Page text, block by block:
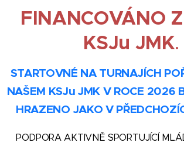
FINANCOVÁNO
KSJu JMK.
STARTOVNÉ NA TURNAJÍCH
NAŠEM KSJu JMK V ROCE 2026
HRAZENO JAKO V
PODPORA AKTIVNĚ SPORTUJÍCÍ